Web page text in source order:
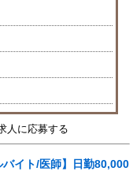
イト/医師】日勤80,000